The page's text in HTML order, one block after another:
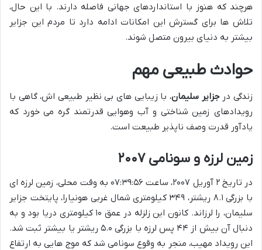
هرچند که هنوز با استانداردهای جهانی فاصله دارند. با این حال،
تلاش ها برای گسترش این امکانات ادامه دارد تا مردم این جزایر
بیشتر به دنیای بیرون متصل شوند.
حوادث طبیعی مهم
زندگی درجزایر سلیمان، با زیبایی های بی نظیر طبیعی اش، گاهی با
رویدادهای زمین شناختی و آب وهوایی قدرتمند گره می خورد که
یادآور قدرت وصف ناپذیر طبیعت است.
زمین لرزه و سونامی ۲۰۰۷
در تاریخ ۲ آوریل ۲۰۰۷، ساعت ۰۷:۳۹:۵۶ به وقت محلی، زمین لرزه ای
با بزرگی ۸.۱ ریشتر، ۳۴۹ کیلومتری شمال غربی هونیارا، پایتخت جزایر
سلیمان، را لرزاند. کانون این زلزله در عمق ۱۰ کیلومتری دریا بود و به
دنبال آن بیش از ۴۴ پس لرزه با بزرگی ۵.۰ ریشتر یا بیشتر ثبت شد.
این رویداد مهیب، منجر به وقوع سونامی شد که موج هایی به ارتفاع